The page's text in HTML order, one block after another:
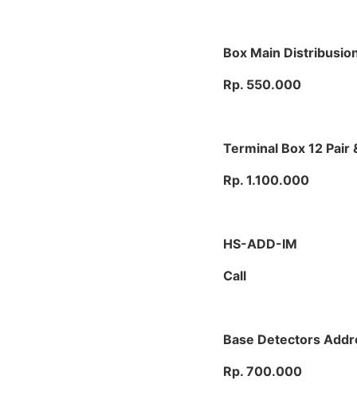
Box Main
Rp. 550.000
Terminal Box 12 Pair
Rp. 1.100.000
HS-ADD-IM
Call
Base Detectors
Rp. 700.000